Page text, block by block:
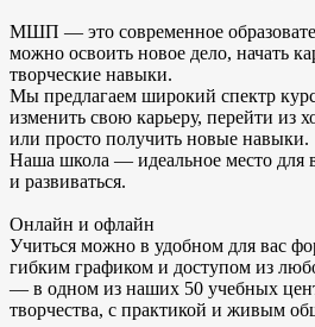
МШП — это современное
можно освоить новое дело, начать
творческие навыки.
Мы предлагаем широкий спектр
изменить свою карьеру, перейти из
или просто получить новые навыки.
Наша школа — идеальное место для
и развиваться.
Онлайн и офлайн
Учиться можно в удобном для вас
гибким графиком и доступом из
— в одном из наших 50 учебных
творчества, с практикой и живым